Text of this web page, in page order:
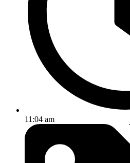
11:04 am